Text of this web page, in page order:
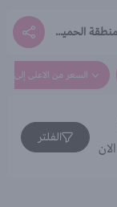
عروض العناية بالسيدات | عروض منتجات المنطقة الحميمة
السعر من الاعلى إلى
الفلتر